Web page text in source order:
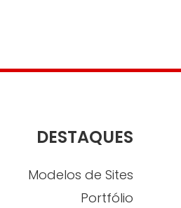
DESTAQUES
Modelos de Sites
Portfólio